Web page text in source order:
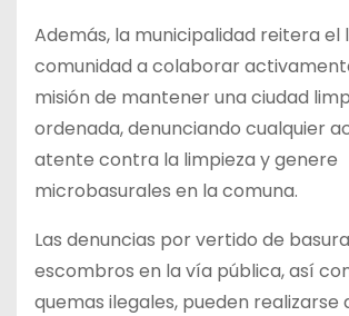
Además, la municipalidad reitera el
comunidad a colaborar
misión de mantener una ciudad
ordenada, denunciando cualquier
atente contra la limpieza y genere
microbasurales en la comuna.
Las denuncias por vertido de
escombros en la vía pública, así
quemas ilegales, pueden realizarse